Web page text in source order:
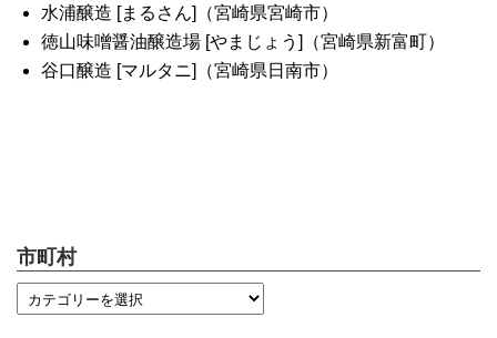
水浦醸造 [まるさん]（宮崎県宮崎市）
徳山味噌醤油醸造場 [やまじょう]（宮崎県新富町）
谷口醸造 [マルタニ]（宮崎県日南市）
市町村